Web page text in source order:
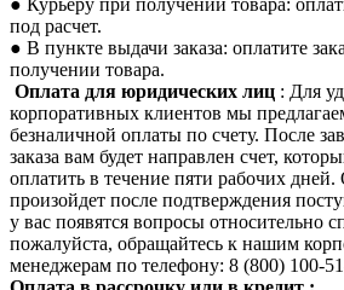
под расчет.
● В пункте выдачи заказа: оплатите
получении товара.
Оплата для юридических лиц : Для
корпоративных клиентов мы
безналичной оплаты по счету. После
заказа вам будет направлен счет,
оплатить в течение пяти рабочих дней.
произойдет после подтверждения
у вас появятся вопросы относительно
пожалуйста, обращайтесь к нашим
менеджерам по телефону: 8 (800) 100-